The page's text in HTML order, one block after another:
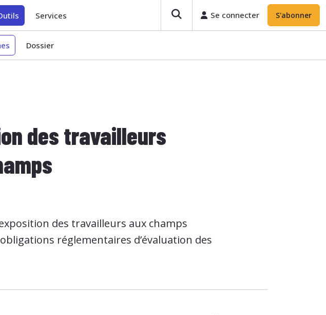
Services Se connecter S'abonner
Dossier
des travailleurs
des travailleurs aux champs
réglementaires d’évaluation des